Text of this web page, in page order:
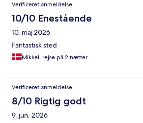
Verificeret anmeldelse
10/10 Enestående
10. maj 2026
Fantastisk sted
Mikkel, rejse på 2 nætter
Verificeret anmeldelse
8/10 Rigtig godt
9. jun. 2026